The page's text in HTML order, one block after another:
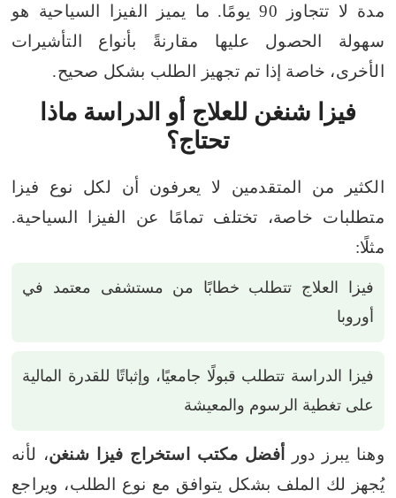
مدة لا تتجاوز 90 يومًا.
ما يميز الفيزا السياحية هو
سهولة الحصول عليها مقارنةً بأنواع التأشيرات
الأخرى، خاصة إذا تم تجهيز الطلب بشكل صحيح.
فيزا شنغن للعلاج أو الدراسة ماذا
تحتاج؟
الكثير من المتقدمين لا يعرفون أن لكل نوع فيزا
متطلبات خاصة، تختلف تمامًا عن الفيزا السياحية.
مثلًا:
فيزا العلاج تتطلب خطابًا من مستشفى معتمد في
أوروبا
فيزا الدراسة تتطلب قبولًا جامعيًا، وإثباتًا للقدرة المالية
على تغطية الرسوم والمعيشة
وهنا يبرز دور أفضل مكتب استخراج فيزا شنغن، لأنه
يُجهز لك الملف بشكل يتوافق مع نوع الطلب، ويراجع